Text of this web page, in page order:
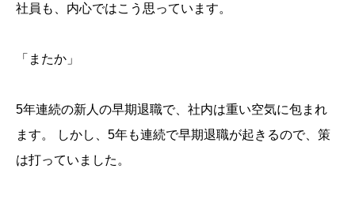
社員も、内心ではこう思っています。
「またか」
5年連続の新人の早期退職で、社内は重い空気に包まれ
ます。 しかし、5年も連続で早期退職が起きるので、策
は打っていました。